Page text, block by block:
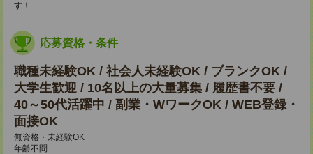
す！
応募資格・条件
職種未経験OK / 社会人未経験OK / ブランクOK /
大学生歓迎 / 10名以上の大量募集 / 履歴書不要 /
40～50代活躍中 / 副業・WワークOK / WEB登録・
面接OK
無資格・未経験OK
年齢不問